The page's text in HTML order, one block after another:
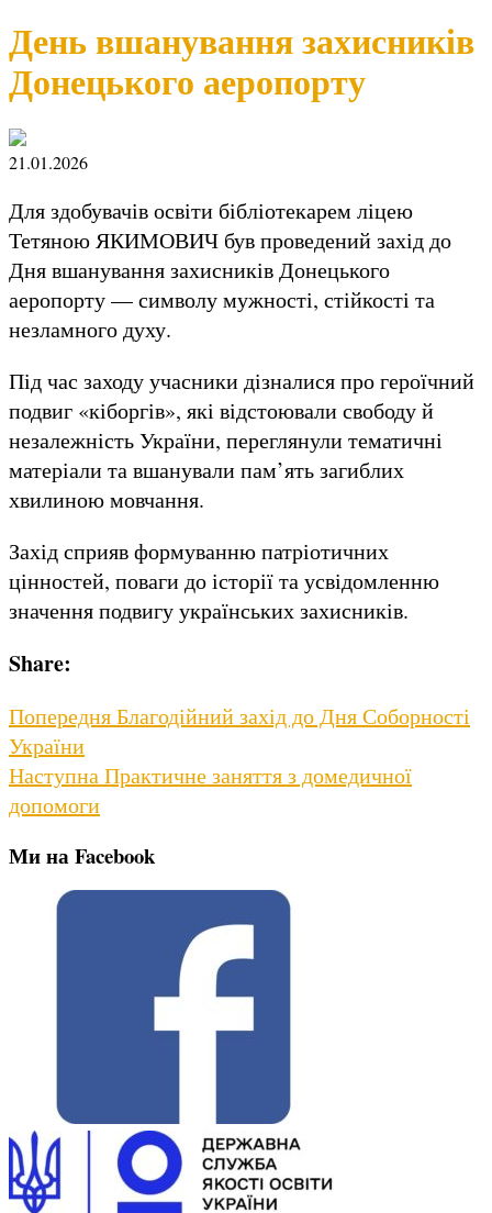
День вшанування захисників
Донецького аеропорту
21.01.2026
Для здобувачів освіти бібліотекарем ліцею
Тетяною ЯКИМОВИЧ був проведений захід до
Дня вшанування захисників Донецького
аеропорту — символу мужності, стійкості та
незламного духу.
Під час заходу учасники дізналися про героїчний
подвиг «кіборгів», які відстоювали свободу й
незалежність України, переглянули тематичні
матеріали та вшанували пам’ять загиблих
хвилиною мовчання.
Захід сприяв формуванню патріотичних
цінностей, поваги до історії та усвідомленню
значення подвигу українських захисників.
Share:
Навігація
записів
ПопередняPrevious
Благодійний захід до Дня Соборності
України
НаступнаNext
Практичне заняття з домедичної
допомоги
Ми на Facebook